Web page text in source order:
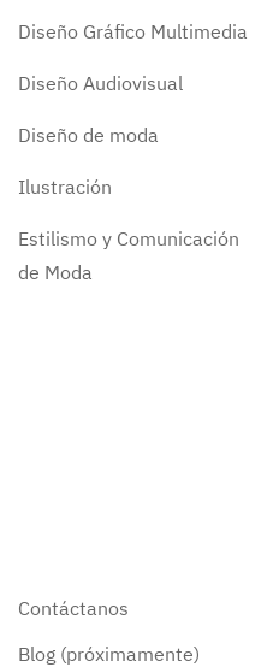
Diseño Gráfico Multimedia
Diseño Audiovisual
Diseño de moda
Ilustración
Estilismo y Comunicación
de Moda
Contáctanos
Blog (próximamente)